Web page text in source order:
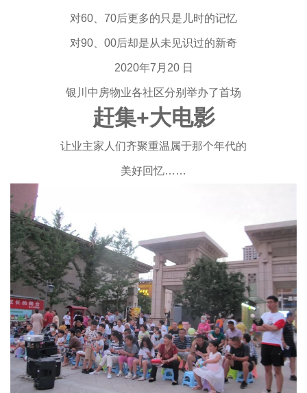
对60、70后更多的只是儿时的记忆
对90、00后却是从未见识过的新奇
2020年7月20 日
银川中房物业各社区分别举办了首场
赶集+大电影
让业主家人们齐聚重温属于那个年代的
美好回忆……